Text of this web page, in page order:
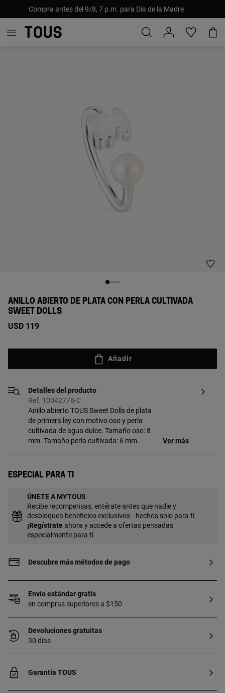
Compra antes del 9/8, 7 p.m. para Día de la Madre
ANILLO ABIERTO DE PLATA CON PERLA CULTIVADA
SWEET DOLLS
USD 119
Añadir
Detalles del producto
Ref. 10042776-C
Anillo abierto TOUS Sweet Dolls de plata
de primera ley con motivo oso y perla
cultivada de agua dulce. Tamaño oso: 8
mm. Tamaño perla cultivada: 6 mm.
Ver más
Especial para ti
ÚNETE A MYTOUS
Recibe recompensas, entérate antes que nadie y
desbloquea beneficios exclusivos—hechos solo para ti.
¡Regístrate ahora y accede a ofertas pensadas
especialmente para ti
Descubre más métodos de pago
Envío estándar gratis
en compras superiores a $150
Devoluciones gratuitas
30 días
Garantía TOUS